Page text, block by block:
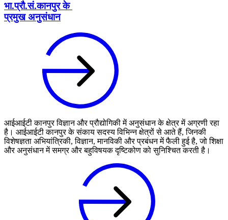
भा.प्रौ.सं.कानपुर के
प्रमुख अनुसंधान
आईआईटी कानपुर विज्ञान और प्रौद्योगिकी में अनुसंधान के क्षेत्र में अग्रणी रहा
है। आईआईटी कानपुर के संकाय सदस्य विभिन्न क्षेत्रों से आते हैं, जिनकी
विशेषज्ञता अभियांत्रिकी, विज्ञान, मानविकी और प्रबंधन में फैली हुई है, जो शिक्षा
और अनुसंधान में समग्र और बहुविषयक दृष्टिकोण को सुनिश्चित करती है।